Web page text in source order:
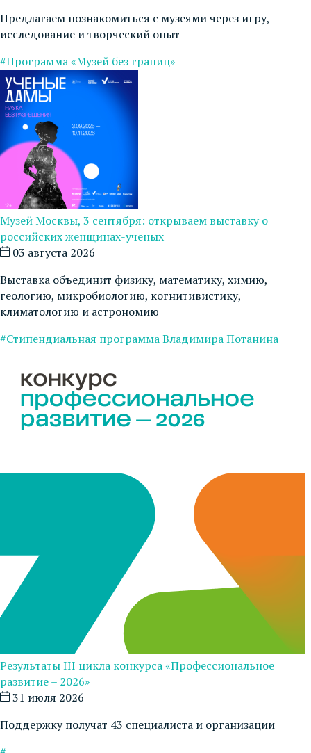
Предлагаем познакомиться с музеями через игру,
исследование и творческий опыт
#Программа «Музей без границ»
Музей Москвы, 3 сентября: открываем выставку о
российских женщинах-ученых
03 августа 2026
Выставка объединит физику, математику, химию,
геологию, микробиологию, когнитивистику,
климатологию и астрономию
#Стипендиальная программа Владимира Потанина
Результаты III цикла конкурса «Профессиональное
развитие – 2026»
31 июля 2026
Поддержку получат 43 специалиста и организации